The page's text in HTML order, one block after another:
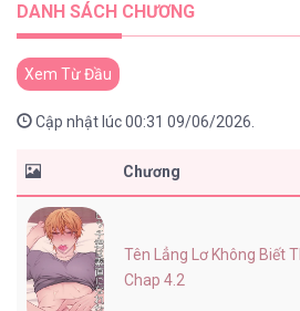
DANH SÁCH CHƯƠNG
Xem Từ Đầu
Cập nhật lúc 00:31 09/06/2026.
Chương
Tên Lẳng Lơ Không Biết
Chap 4.2